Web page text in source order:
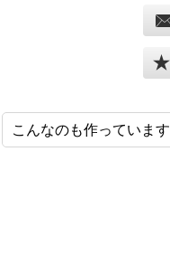
こんなのも作っています